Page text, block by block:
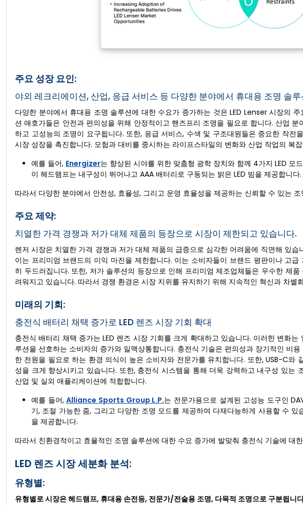
주요 성장 요인:
야외 레크리에이션, 산업, 응급 서비스 등 다양한 분야에서 휴대용 조명 솔
다양한 분야에서 휴대용 조명 솔루션에 대한 수요가 증가하는 것은 LED Lenser 시장의
션 애호가들은 안전과 편의성을 위해 안정적이고 핸즈프리 조명을 필요로 합니다. 산업
하고 고성능의 조명이 요구됩니다. 또한, 응급 서비스, 수색 및 구조대원들은 중요한 작
시장 성장을 촉진합니다. 모험과 대비를 중시하는 라이프스타일의 변화와 산업 작업의 복
예를 들어, Energizer는 향상된 시야를 위한 맞춤형 광학 장치와 함께 4가지 LED
이 헤드램프는 내구성이 뛰어나고 AAA 배터리로 구동되는 밝은 LED 빔을 제공합니다.
따라서 다양한 분야에서 안전성, 효율성, 그리고 운영 효율성을 제공하는 신뢰할 수 있는
주요 제약:
치열한 가격 경쟁과 저가 대체 제품의 등장으로 시장이 제한되고 있습니다.
렌저 시장은 치열한 가격 경쟁과 저가 대체 제품의 급증으로 심각한 어려움에 직면해 있
이는 프리미엄 브랜드의 이익 마진을 제한합니다. 이는 소비자들이 브랜드 평판이나 고
히 두드러집니다. 또한, 저가 솔루션의 등장으로 인해 프리미엄 제조업체들은 우수한 제
려워지고 있습니다. 따라서 경쟁 환경은 시장 지위를 유지하기 위해 지속적인 혁신과 차별
미래의 기회:
충전식 배터리 채택 증가로 LED 렌즈 시장 기회 확대
충전식 배터리 채택 증가는 LED 렌즈 시장 기회를 크게 확대하고 있습니다. 이러한 변화
루션을 선호하는 소비자의 증가와 일맥상통합니다. 충전식 기술은 편의성과 장기적인 비
한 전원을 필요로 하는 환경 의식이 높은 소비자와 전문가를 유치합니다. 또한, USB-C
성을 크게 향상시키고 있습니다. 또한, 충전식 시스템을 통해 더욱 강력하고 내구성 있는
산업 및 실외 애플리케이션에 적합합니다.
예를 들어,Alliance Sports Group L.P.는 전문가용으로 설계된 고성능 도구인
기, 조절 가능한 줌, 그리고 다양한 조명 모드를 제공하여 다재다능하게 사용할 수
을 제공합니다.
따라서 친환경적이고 효율적인 조명 솔루션에 대한 수요 증가에 발맞춰 충전식 기술에 대
LED 렌즈 시장 세분화 분석:
유형별:
유형별로 시장은 헤드램프, 휴대용 손전등, 전문가/전술용 조명, 다목적 조명으로 구분됩니